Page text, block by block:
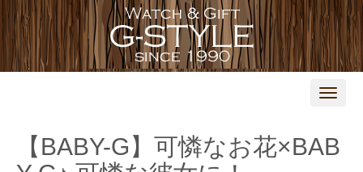
N
g
a
【BABY-G】可憐なお花×BAB